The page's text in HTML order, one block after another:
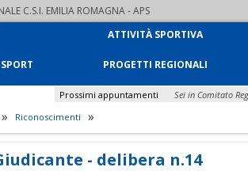
C.S.I. EMILIA ROMAGNA - APS
ATTIVITÀ SPORTIVA
PROGETTI REGIONALI
Prossimi appuntamenti Sei in Comitato
» Riconoscimenti »
- delibera n.14